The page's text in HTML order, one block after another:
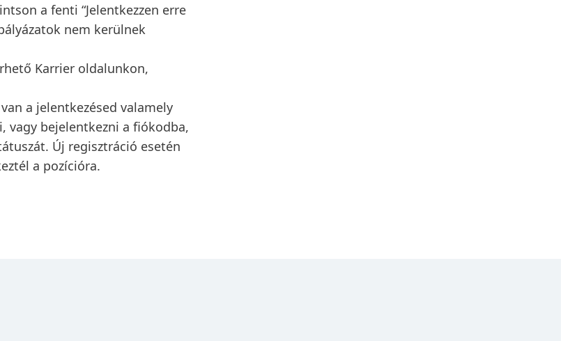
a fenti “Jelentkezzen erre
nem kerülnek
Karrier oldalunkon,
a jelentkezésed valamely
vagy bejelentkezni a fiókodba,
Új regisztráció esetén
a pozícióra.